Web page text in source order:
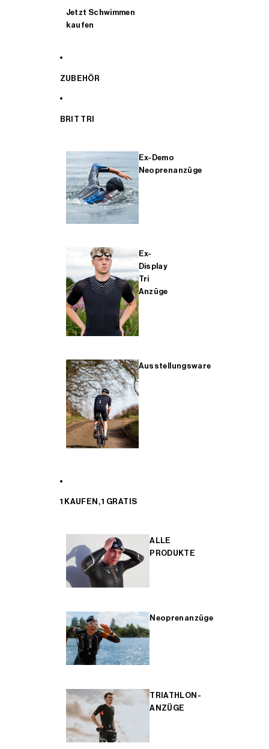
Jetzt Schwimmen
kaufen
ZUBEHÖR
BRIT TRI
Ex-Demo
Neoprenanzüge
Ex-
Display
Tri
Anzüge
Ausstellungsware
1 KAUFEN, 1 GRATIS
ALLE
PRODUKTE
Neoprenanzüge
TRIATHLON-
ANZÜGE